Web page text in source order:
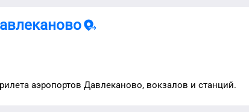
аэропортов Давлеканово, вокзалов и станций.